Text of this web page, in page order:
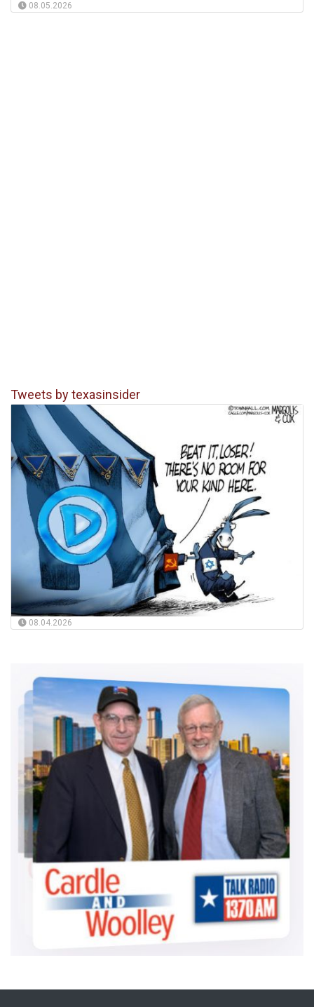
08.05.2026
Tweets by texasinsider
08.04.2026